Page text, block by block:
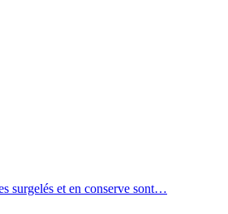
surgelés et en conserve sont…